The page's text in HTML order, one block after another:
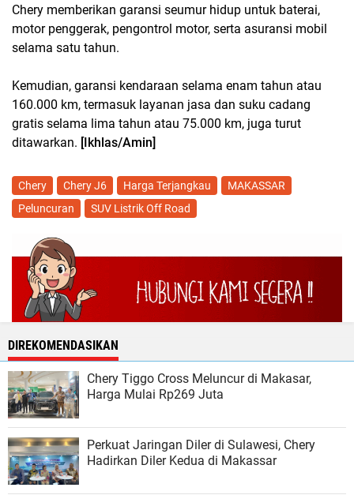
Chery memberikan garansi seumur hidup untuk baterai,
motor penggerak, pengontrol motor, serta asuransi mobil
selama satu tahun.
Kemudian, garansi kendaraan selama enam tahun atau
160.000 km, termasuk layanan jasa dan suku cadang
gratis selama lima tahun atau 75.000 km, juga turut
ditawarkan. [Ikhlas/Amin]
Chery Chery J6 Harga Terjangkau
MAKASSAR
Peluncuran
SUV Listrik Off Road
DIREKOMENDASIKAN
Chery Tiggo Cross Meluncur di Makasar,
Harga Mulai Rp269 Juta
Perkuat Jaringan Diler di Sulawesi, Chery
Hadirkan Diler Kedua di Makassar